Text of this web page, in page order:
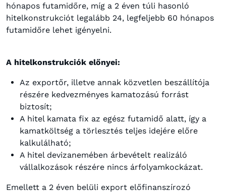
hónapos futamidőre, míg a 2 éven túli hasonló
hitelkonstrukciót legalább 24, legfeljebb 60 hónapos
futamidőre lehet igényelni.
A hitelkonstrukciók előnyei:
Az exportőr, illetve annak közvetlen beszállítója
részére kedvezményes kamatozású forrást
biztosít;
A hitel kamata fix az egész futamidő alatt, így a
kamatköltség a törlesztés teljes idejére előre
kalkulálható;
A hitel devizanemében árbevételt realizáló
vállalkozások részére nincs árfolyamkockázat.
Emellett a 2 éven belüli export előfinanszírozó